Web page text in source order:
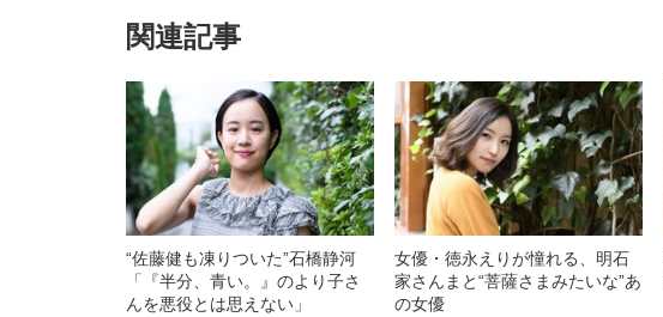
関連記事
“佐藤健も凍りついた”石橋静河
「『半分、青い。』のより子さ
んを悪役とは思えない」
女優・徳永えりが憧れる、明石
家さんまと“菩薩さまみたいな”あ
の女優